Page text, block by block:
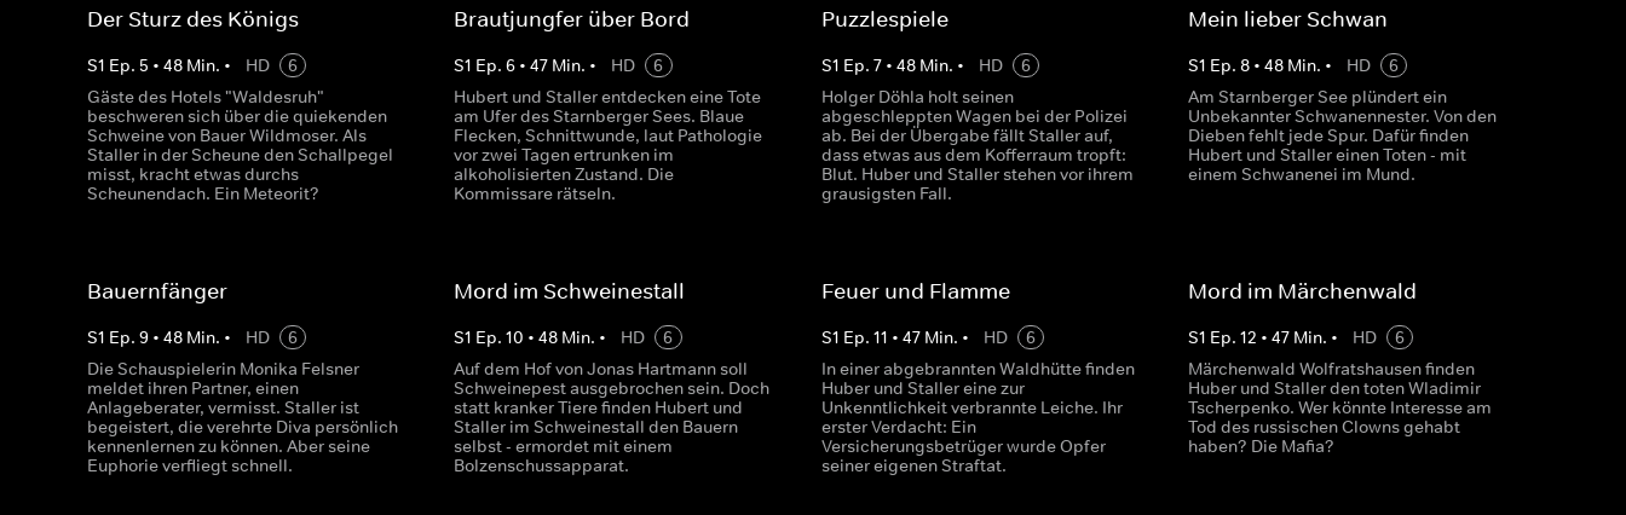
Der Sturz des Königs
S1 Ep. 5 • 48 Min. • HD
6
Gäste des Hotels "Waldesruh"
beschweren sich über die quiekenden
Schweine von Bauer Wildmoser. Als
Staller in der Scheune den Schallpegel
misst, kracht etwas durchs
Scheunendach. Ein Meteorit?
Brautjungfer über Bord
S1 Ep.6 •47 Min. • HD
6
Hubert und Staller entdecken eine Tote
am Ufer des Starnberger Sees. Blaue
Flecken, Schnittwunde, laut Pathologie
vor zwei Tagen ertrunken im
alkoholisierten Zustand. Die
Kommissare rätseln.
Puzzlespiele
S1 Ep. 7• 48Min. • HD
6
Holger Döhla holt seinen
abgeschleppten Wagen bei der Polizei
ab. Bei der Übergabe fällt Staller auf,
dass etwas aus dem Kofferraum tropft:
Blut. Huber und Staller stehen vor ihrem
grausigsten Fall.
Mein lieber Schwan
S1 Ep. 8• 48Min. • HD
6
Am Starnberger See plündert ein
Unbekannter Schwanennester. Von den
Dieben fehlt jede Spur. Dafür finden
Hubert und Staller einen Toten - mit
einem Schwanenei im Mund.
Bauernfänger
S1 Ep. 9 • 48 Min. • HD
6
Die Schauspielerin Monika Felsner
meldet ihren Partner, einen
Anlageberater, vermisst. Staller ist
begeistert, die verehrte Diva persönlich
kennenlernen zu können. Aber seine
Euphorie verfliegt schnell.
Mord im Schweinestall
S1 Ep.10 •48 Min. • HD
6
Auf dem Hof von Jonas Hartmann soll
Schweinepest ausgebrochen sein. Doch
statt kranker Tiere finden Hubert und
Staller im Schweinestall den Bauern
selbst - ermordet mit einem
Bolzenschussapparat.
Feuer und Flamme
S1 Ep. 11 • 47Min. • HD
6
In einer abgebrannten Waldhütte finden
Huber und Staller eine zur
Unkenntlichkeit verbrannte Leiche. Ihr
erster Verdacht: Ein
Versicherungsbetrüger wurde Opfer
seiner eigenen Straftat.
Mord im Märchenwald
S1 Ep. 12 • 47Min. • HD
6
Märchenwald Wolfratshausen finden
Huber und Staller den toten Wladimir
Tscherpenko. Wer könnte Interesse am
Tod des russischen Clowns gehabt
haben? Die Mafia?